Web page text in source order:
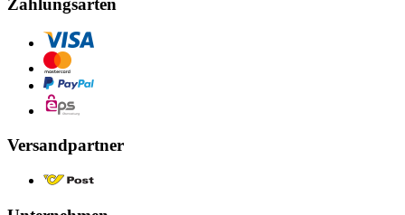
Zahlungsarten
Versandpartner